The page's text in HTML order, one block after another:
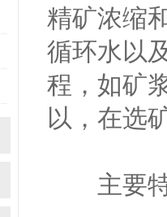
精矿浓缩
循环水以
程，如矿
以，在选
主要特